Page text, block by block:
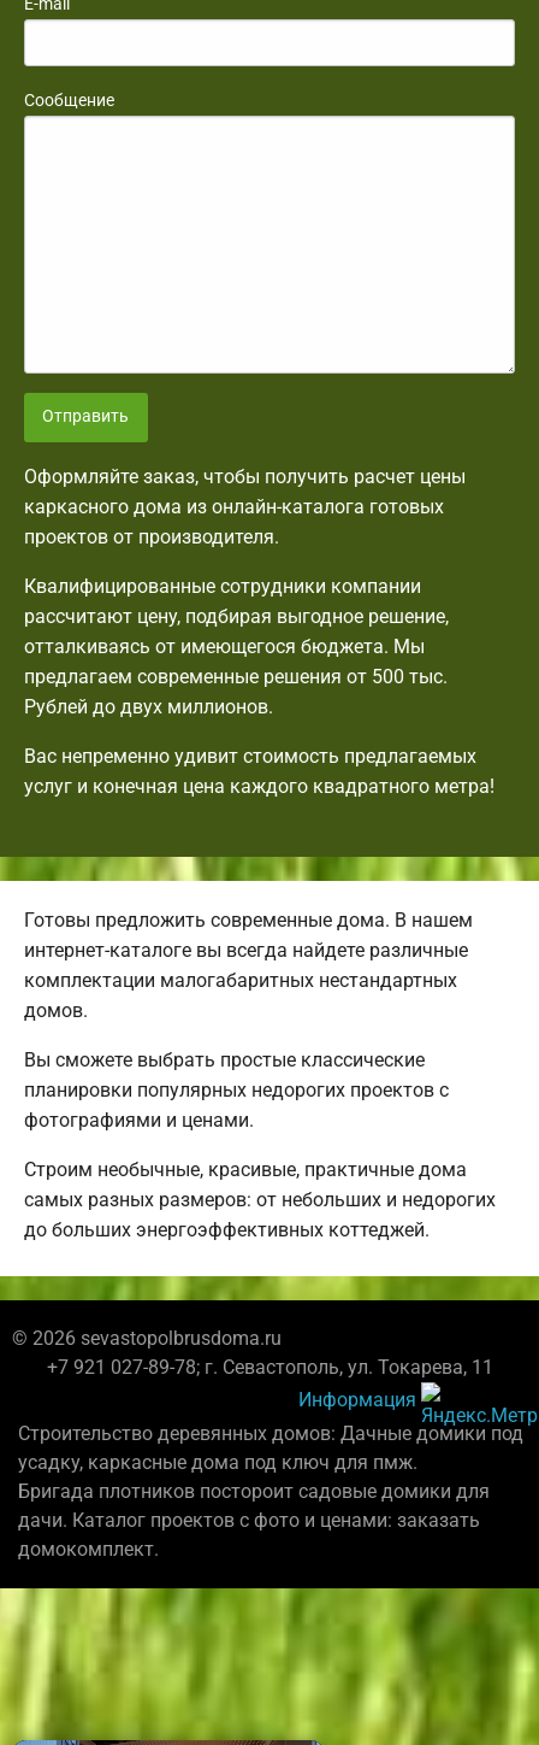
Сообщение
Отправить
Оформляйте заказ, чтобы получить расчет цены
каркасного дома из онлайн-каталога готовых
проектов от производителя.
Квалифицированные сотрудники компании
рассчитают цену, подбирая выгодное решение,
отталкиваясь от имеющегося бюджета. Мы
предлагаем современные решения от 500 тыс.
Рублей до двух миллионов.
Вас непременно удивит стоимость предлагаемых
услуг и конечная цена каждого квадратного метра!
Готовы предложить современные дома. В нашем
интернет-каталоге вы всегда найдете различные
комплектации малогабаритных нестандартных
домов.
Вы сможете выбрать простые классические
планировки популярных недорогих проектов с
фотографиями и ценами.
Строим необычные, красивые, практичные дома
самых разных размеров: от небольших и недорогих
до больших энергоэффективных коттеджей.
© 2026 sevastopolbrusdoma.ru
+7 921 027-89-78; г. Севастополь, ул. Токарева, 11
Информация
Строительство деревянных домов: Дачные домики под
усадку, каркасные дома под ключ для пмж.
Бригада плотников постороит садовые домики для
дачи. Каталог проектов с фото и ценами: заказать
домокомплект.